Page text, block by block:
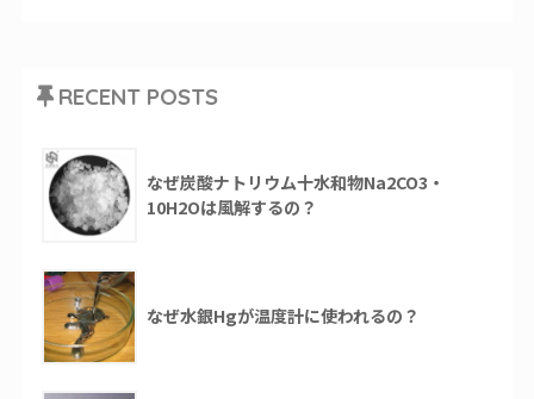
RECENT POSTS
なぜ炭酸ナトリウム十水和物Na2CO3・
10H2Oは風解するの？
なぜ水銀Hgが温度計に使われるの？